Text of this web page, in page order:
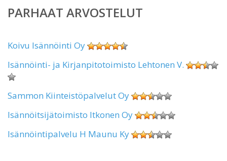
PARHAAT ARVOSTELUT
Koivu Isännöinti Oy
Isännöinti- ja Kirjanpitotoimisto Lehtonen V.
Sammon Kiinteistöpalvelut Oy
Isännöitsijätoimisto Itkonen Oy
Isännöintipalvelu H Maunu Ky